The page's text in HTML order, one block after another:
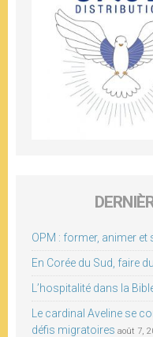
OPM : former, animer
En Corée du Sud, faire
L’hospitalité dans la
Le cardinal Aveline se
défis migratoires août 7,